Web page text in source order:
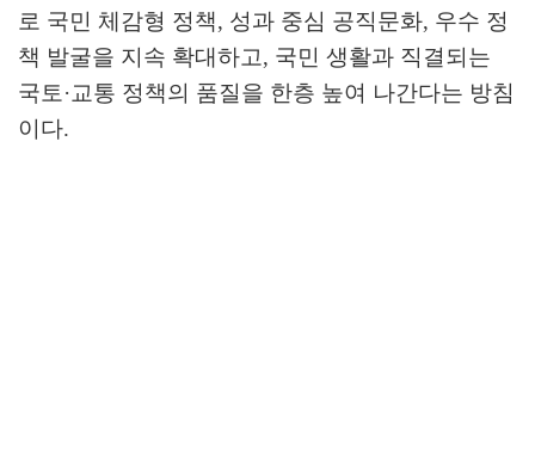
로 국민 체감형 정책, 성과 중심 공직문화, 우수 정
책 발굴을 지속 확대하고, 국민 생활과 직결되는
국토·교통 정책의 품질을 한층 높여 나간다는 방침
이다.